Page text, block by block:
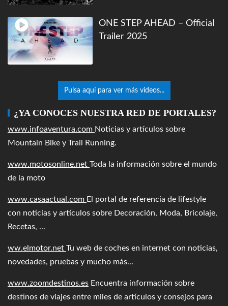
ONE STEP AHEAD – Official
Trailer 2025
Pulsa aquí para ver más videos...
¿YA CONOCES NUESTRA RED DE PORTALES?
www.infoaventura.com Noticias y artículos sobre
Mountain Bike y Trail Running.
www.motosonline.net Toda la información sobre el mundo
de la moto
www.casaactual.com El portal de referencia de lifestyle
con noticias y artículos sobre Decoración, Moda, Bricolaje,
Recetas, ...
ww.elmotor.net Tu web de coches en internet con noticias,
novedades, pruebas y mucho más...
www.zoomdestinos.es Encuentra información sobre
destinos de viajes entre miles de artículos y consejos para